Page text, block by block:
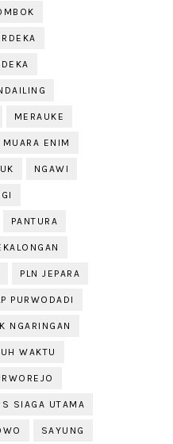
MERAUKE
MUARA ENIM
NGAWI
PANTURA
PLN JEPARA
PURWODADI
NGARINGAN
WAKTU
SIAGA UTAMA
SAYUNG